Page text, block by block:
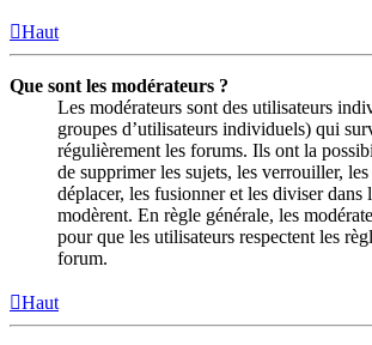
Haut
Que sont les modérateurs ?
Les modérateurs sont des utilisateurs
groupes d’utilisateurs individuels) qui
régulièrement les forums. Ils ont la
de supprimer les sujets, les verrouiller,
déplacer, les fusionner et les diviser dans
modèrent. En règle générale, les
pour que les utilisateurs respectent les
forum.
Haut